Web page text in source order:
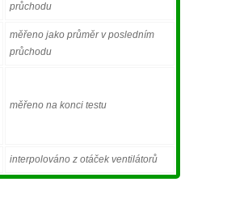
průchodu
měřeno jako průměr v posledním
průchodu
měřeno na konci testu
interpolováno z otáček ventilátorů